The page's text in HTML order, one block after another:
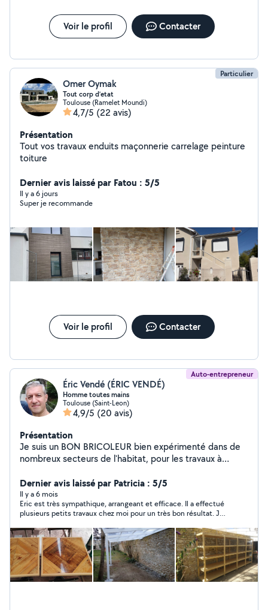
Voir le profil Contacter
Particulier
Omer Oymak
Tout corp d’etat
Toulouse (Ramelet Moundi)
4,7/5 (22 avis)
Présentation
Tout vos travaux enduits maçonnerie carrelage peinture
toiture
Dernier avis laissé par Fatou : 5/5
Il y a 6 jours
Super je recommande
Voir le profil Contacter
Auto-entrepreneur
Éric Vendé (ÉRIC VENDÉ)
Homme toutes mains
Toulouse (Saint-Leon)
4,9/5 (20 avis)
Présentation
Je suis un BON BRICOLEUR bien expérimenté dans de
nombreux secteurs de l'habitat, pour les travaux à
C'est mon côté PRO. J'ai le goût du TRAVAIL BIEN FAIT.
Je travaille soigneusement, attentif au respect des lieux
et de l'environnement, avec le souci constant d'obtenir
un résultat de qualité optimale. C'est mon côté
PERFECTIONNISTE. Enfin, je suis CRÉATIF et toujours
inspiré pour résoudre les petits soucis qui se présentent
ou les défis à relever. En matière de bricolage comme
partout ailleurs, je dis qu'il n'y a pas de problème ; il n'y a
que des SOLUTIONS. C'est mon côté MAC GYVER.
Dernier avis laissé par Patricia : 5/5
Il y a 6 mois
Eric est très sympathique, arrangeant et efficace. Il a effectué
plusieurs petits travaux chez moi pour un très bon résultat. Je
recommande vivement -